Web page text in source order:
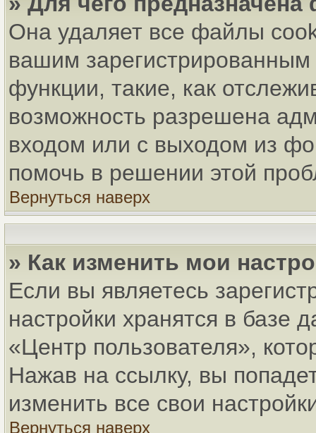
Она удаляет все файлы
вашим
функции, такие, как
возможность разрешена
входом или с выходом из
помочь в решении этой
Вернуться наверх
» Как изменить мои
Если вы являетесь
настройки хранятся в базе
«Центр пользователя»,
Нажав на ссылку, вы
изменить все свои
Вернуться наверх